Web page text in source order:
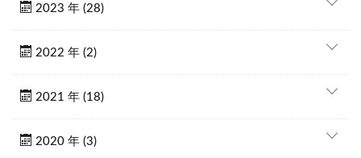
2023 年 (28)
2022 年 (2)
2021 年 (18)
2020 年 (3)